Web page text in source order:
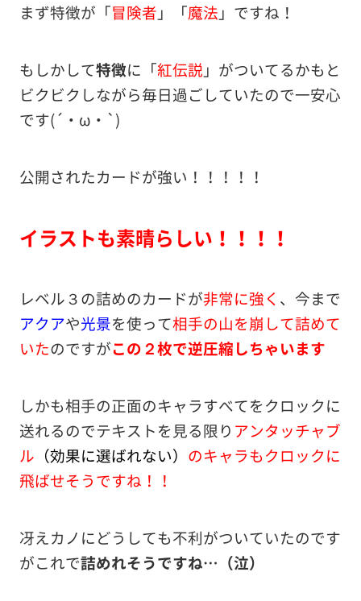
まず特徴が「冒険者 」「魔法 」ですね！
もしかして特徴に「紅伝説 」がついてるかもと
ビクビクしながら毎日過ごしていたので一安心
です(´・ω・`)
公開されたカードが強い！！！！！
イラストも素晴らしい！！！！
レベル３の詰めのカードが非常に強く 、今まで
アクアや光景を使って相手の山を崩して詰めて
いたのですがこの２枚で逆圧縮しちゃいます
しかも相手の正面のキャラすべてをクロックに
送れるのでテキストを見る限り アンタッチャブ
ル （効果に選ばれない） のキャラもクロックに
飛ばせそうですね！！
冴えカノにどうしても不利がついていたのです
がこれで詰めれそうですね…（泣）